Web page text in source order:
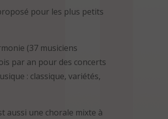
pour les plus petits
(37 musiciens
par an pour des concerts
: classique, variétés,
aussi une chorale mixte à